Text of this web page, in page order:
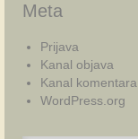
Meta
Prijava
Kanal objava
Kanal komentara
WordPress.org